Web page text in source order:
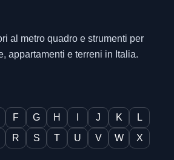
al metro quadro e strumenti per
appartamenti e terreni in Italia.
F G H J K
L
R S T U V W
X